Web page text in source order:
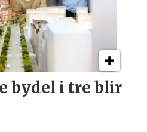
bydel i tre blir